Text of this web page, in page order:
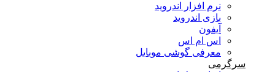
نرم افزار اندروید
بازی اندروید
آیفون
اس ام اس
معرفی گوشی موبایل
سرگرمی